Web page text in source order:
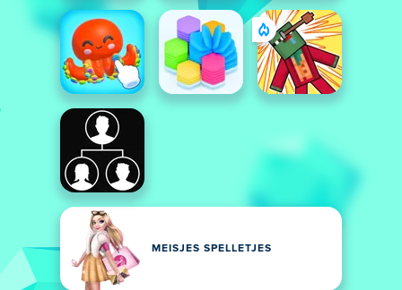
MEISJES SPELLETJES